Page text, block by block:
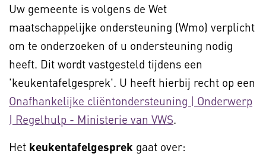
Uw gemeente is volgens de Wet
maatschappelijke ondersteuning (Wmo) verplicht
om te onderzoeken of u ondersteuning nodig
heeft. Dit wordt vastgesteld tijdens een
'keukentafelgesprek'. U heeft hierbij recht op een
Onafhankelijke cliëntondersteuning | Onderwerp
| Regelhulp - Ministerie van VWS.
Het keukentafelgesprek gaat over: